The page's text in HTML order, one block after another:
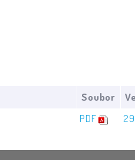
Soubor
PDF